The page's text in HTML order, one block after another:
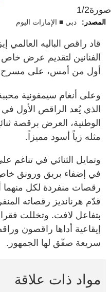
صورة1/2
المصدر: دبي ■ الإمارات اليوم
قاد راقص الباليه
أول من أمس، على مسرح
وعلى أنغام سيمفونية
الذي يُعد الراقص الأول في
الوطنية، العرض برقصة
مثله زياً أسود مميزاً.
وتمايل الثنائي في تناغم
في إضفاء بريق ورونق خاص
رقصات منفردة لكل منهما
قدّم هرنانديز رقصاته
بتفاعل لافت. وتخللت
إيقاعية أداها راقصون
سريعة صفّق لها الجمهور.
مواد ذات علاقة